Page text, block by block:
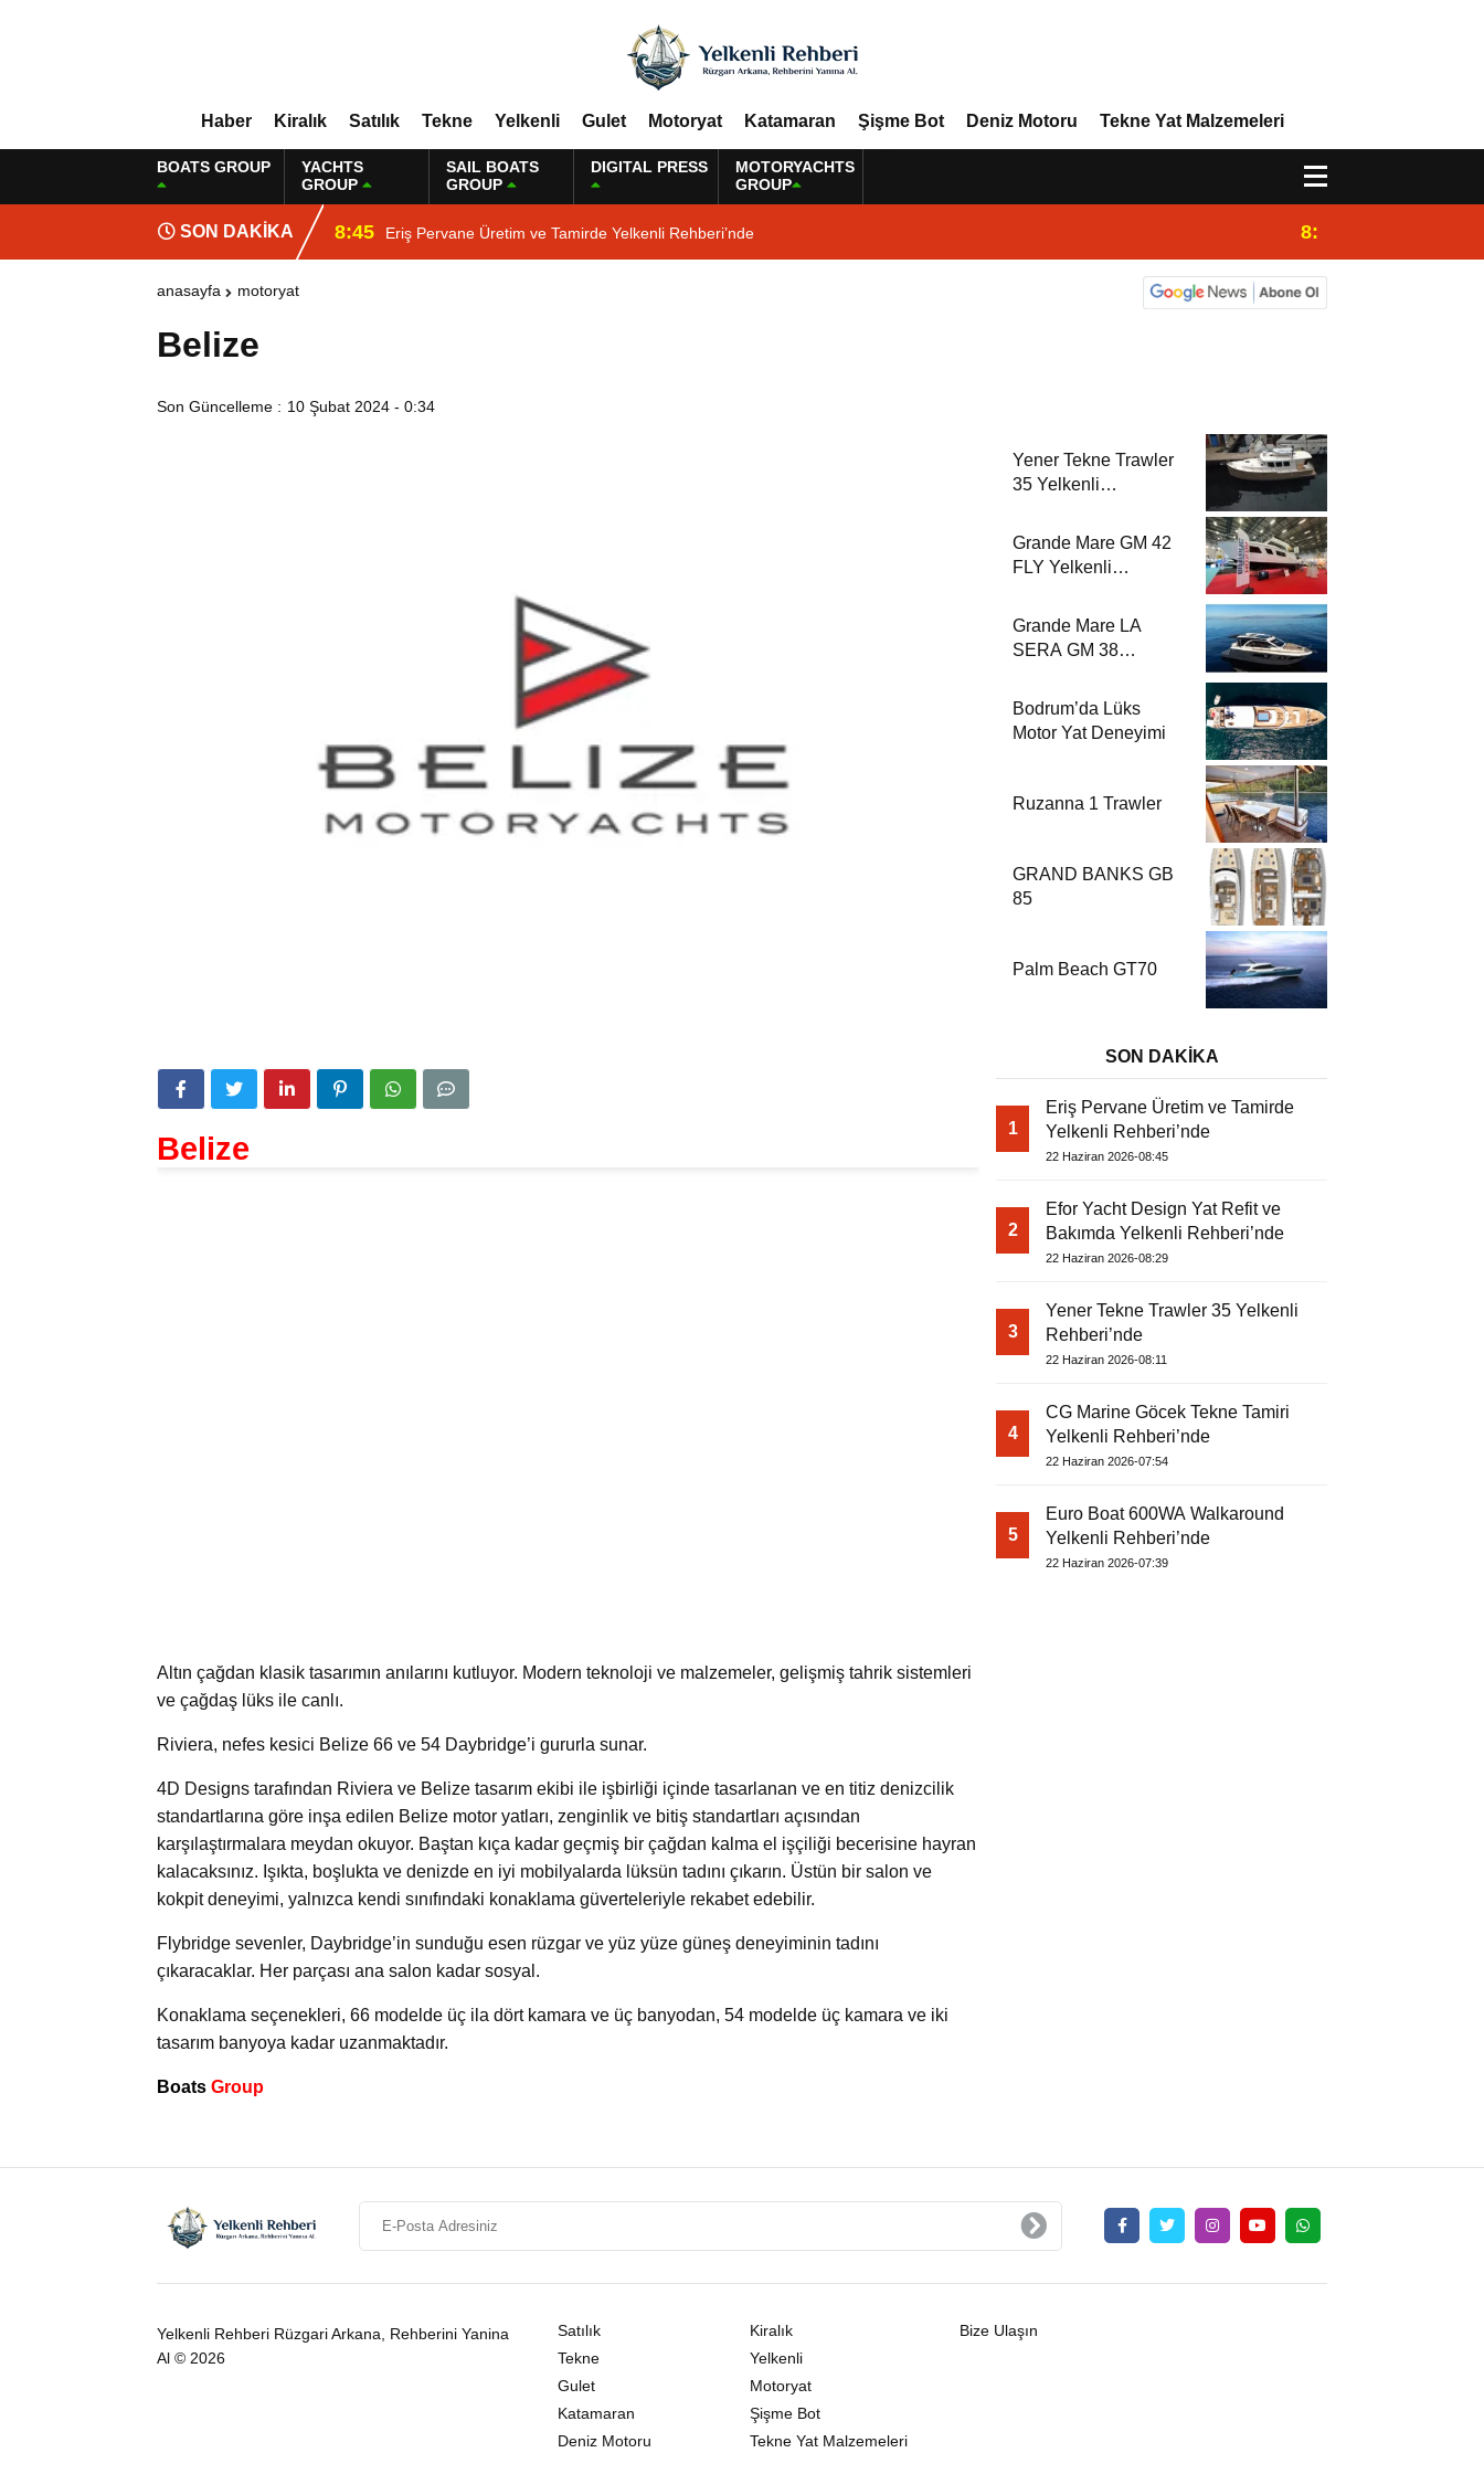
Haber Kiralık Satılık Tekne Yelkenli Gulet Motoryat Katamaran Şişme Bot Deniz Motoru Tekne Yat Malzemeleri
BOATS GROUP
YACHTS
GROUP
SAIL BOATS
GROUP
DIGITAL PRESS
MOTORYACHTS
GROUP
SON DAKİKA 8:45 Eriş Pervane Üretim ve Tamirde Yelkenli Rehberi’nde 8:29
anasayfa motoryat
Belize
Son Güncelleme : 10 Şubat 2024 - 0:34
Belize
Altın çağdan klasik tasarımın anılarını kutluyor. Modern teknoloji ve malzemeler, gelişmiş tahrik sistemleri
ve çağdaş lüks ile canlı.
Riviera, nefes kesici Belize 66 ve 54 Daybridge’i gururla sunar.
4D Designs tarafından Riviera ve Belize tasarım ekibi ile işbirliği içinde tasarlanan ve en titiz denizcilik
standartlarına göre inşa edilen Belize motor yatları, zenginlik ve bitiş standartları açısından
karşılaştırmalara meydan okuyor. Baştan kıça kadar geçmiş bir çağdan kalma el işçiliği becerisine hayran
kalacaksınız. Işıkta, boşlukta ve denizde en iyi mobilyalarda lüksün tadını çıkarın. Üstün bir salon ve
kokpit deneyimi, yalnızca kendi sınıfındaki konaklama güverteleriyle rekabet edebilir.
Flybridge sevenler, Daybridge’in sunduğu esen rüzgar ve yüz yüze güneş deneyiminin tadını
çıkaracaklar. Her parçası ana salon kadar sosyal.
Konaklama seçenekleri, 66 modelde üç ila dört kamara ve üç banyodan, 54 modelde üç kamara ve iki
tasarım banyoya kadar uzanmaktadır.
Boats Group
Yener Tekne Trawler
35 Yelkenli
Grande Mare GM 42
FLY Yelkenli
Grande Mare LA
SERA GM 38
Bodrum’da Lüks
Motor Yat Deneyimi
Ruzanna 1 Trawler
GRAND BANKS GB
85
Palm Beach GT70
SON DAKİKA
1
Eriş Pervane Üretim ve Tamirde
Yelkenli Rehberi’nde
22 Haziran 2026-08:45
2
Efor Yacht Design Yat Refit ve
Bakımda Yelkenli Rehberi’nde
22 Haziran 2026-08:29
3
Yener Tekne Trawler 35 Yelkenli
Rehberi’nde
22 Haziran 2026-08:11
4
CG Marine Göcek Tekne Tamiri
Yelkenli Rehberi’nde
22 Haziran 2026-07:54
5
Euro Boat 600WA Walkaround
Yelkenli Rehberi’nde
22 Haziran 2026-07:39
Yelkenli Rehberi Rüzgari Arkana, Rehberini Yanina
Al © 2026
Satılık
Kiralık
Tekne
Yelkenli
Gulet
Motoryat
Katamaran
Şişme Bot
Deniz Motoru
Tekne Yat Malzemeleri
Bize Ulaşın